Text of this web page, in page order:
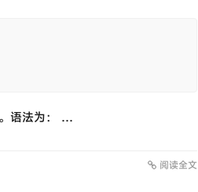
语法为： …
阅读全文